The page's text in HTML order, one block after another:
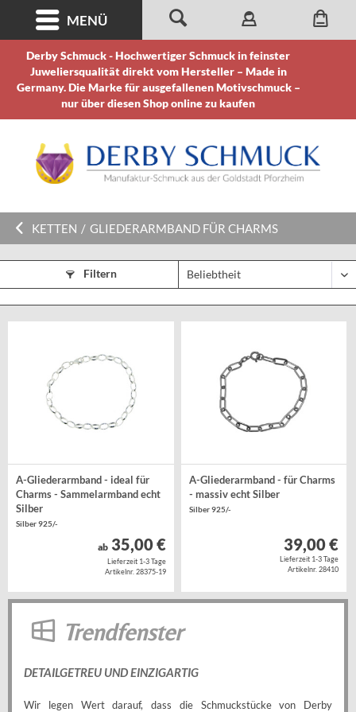
Derby Schmuck - Hochwertiger Schmuck in feinster
Juweliersqualität direkt vom Hersteller – Made in
Germany. Die Marke für ausgefallenen Motivschmuck –
nur über diesen Shop online zu kaufen
MENÜ
KETTEN / GLIEDERARMBAND FÜR CHARMS
Filtern
Trendfenster
DETAILGETREU UND EINZIGARTIG
Wir legen Wert darauf, dass die Schmuckstücke von Derby
A-Gliederarmband - ideal für
Charms - Sammelarmband echt
Silber
Silber 925/-
ab35,00 €
Lieferzeit 1-3 Tage
Artikelnr. 28375-19
A-Gliederarmband - für Charms
- massiv echt Silber
Silber 925/-
39,00 €
Lieferzeit 1-3 Tage
Artikelnr. 28410